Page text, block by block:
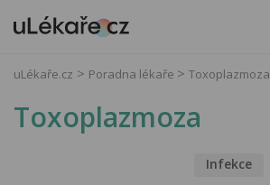
uLékaře.cz Poradna lékaře Toxoplazmoza
Toxoplazmoza
Infekce